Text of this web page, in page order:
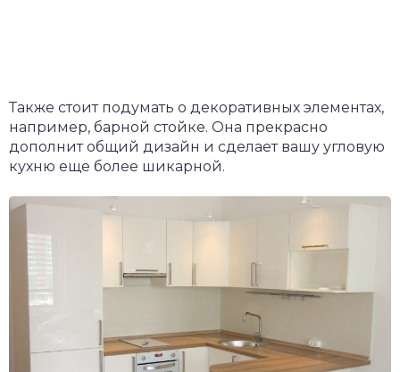
Также стоит подумать о декоративных элементах,
например, барной стойке. Она прекрасно
дополнит общий дизайн и сделает вашу угловую
кухню еще более шикарной.